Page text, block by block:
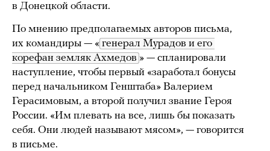
в Донецкой области.
По мнению предполагаемых авторов письма,
их командиры — « генерал Мурадов и его
корефан земляк Ахмедов » — спланировали
наступление, чтобы первый «заработал бонусы
перед начальником Генштаба» Валерием
Герасимовым, а второй получил звание Героя
России. «Им плевать на все, лишь бы показать
себя. Они людей называют мясом», — говорится
в письме.